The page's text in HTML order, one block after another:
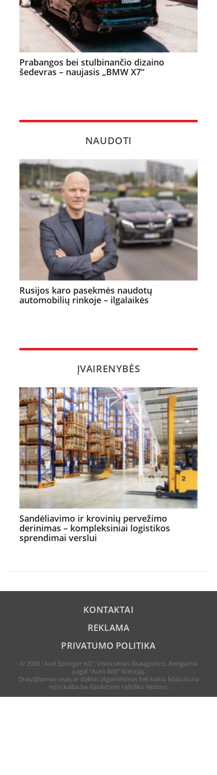
Prabangos bei stulbinančio dizaino
šedevras – naujasis „BMW X7“
NAUDOTI
Rusijos karo pasekmės naudotų
automobilių rinkoje – ilgalaikės
ĮVAIRENYBĖS
Sandėliavimo ir krovinių pervežimo
derinimas – kompleksiniai logistikos
sprendimai verslui
KONTAKTAI
REKLAMA
PRIVATUMO POLITIKA
© 2005 "Axel Springer AG". Visos teisės išsaugomos. Rengiama
pagal "Auto Bild" licenciją.
Draudžiamas visas ar dalinis atgaminimas bet kokiu būdu kuria
nors kalba be išankstinio raštiško leidimo.